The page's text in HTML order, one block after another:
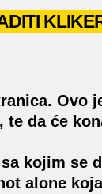
Ovo
da će
kojim se
alone